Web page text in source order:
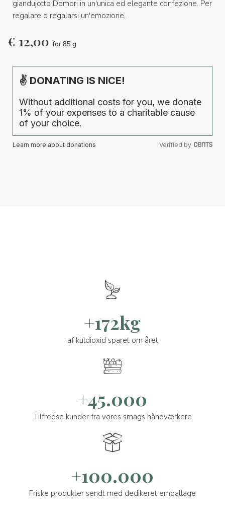
giandujotto Domori in un'unica ed elegante confezione. Per
regalare o regalarsi un'emozione.
€ 12,00 for 85 g
✌ DONATING IS NICE!
Without additional costs for you, we donate
1% of your expenses to a charitable cause
of your choice.
Learn more about donations Verified by
+172kg
af kuldioxid sparet om året
+45.000
Tilfredse kunder fra vores smags håndværkere
+100.000
Friske produkter sendt med dedikeret emballage